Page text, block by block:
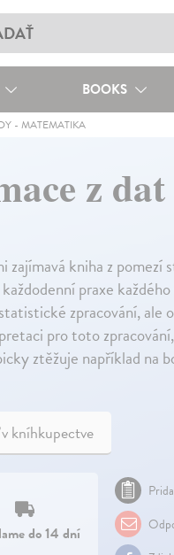
BOOKS
-MATEMATIKA
z
kniha z
praxe
zpracování, ale
pro toto
ztěžuje například na
kníhkupectve
do 14 dní